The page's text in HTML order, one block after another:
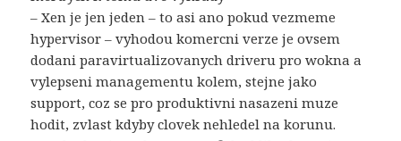
– Xen je jen jeden – to asi ano pokud vezmeme
hypervisor – vyhodou komercni verze je ovsem
dodani paravirtualizovanych driveru pro wokna a
vylepseni managementu kolem, stejne jako
support, coz se pro produktivni nasazeni muze
hodit, zvlast kdyby clovek nehledel na korunu.